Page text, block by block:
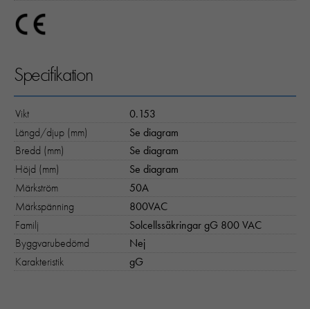
Specifikation
Vikt
0.153
Längd/djup (mm)
Se diagram
Bredd (mm)
Se diagram
Höjd (mm)
Se diagram
Märkström
50A
Märkspänning
800VAC
Familj
Solcellssäkringar gG 800 VAC
Byggvarubedömd
Nej
Karakteristik
gG